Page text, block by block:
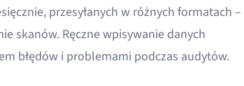
przesyłanych w różnych formatach –
skanów. Ręczne wpisywanie danych
błędów i problemami podczas audytów.